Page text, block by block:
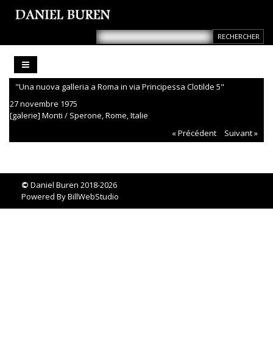
"Una nuova galleria a Roma in via Principessa Clotilde 5"
27 novembre 1975
[galerie] Monti / Sperone, Rome, Italie
« Précédent
Suivant »
© Daniel Buren 2018-2026
Powered ByBillWebStudio